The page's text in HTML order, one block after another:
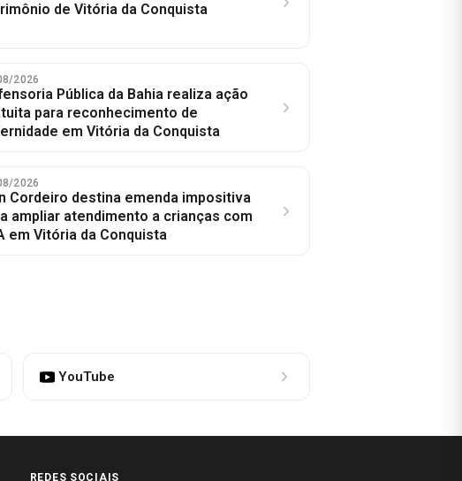
de Vitória da Conquista
2026
Pública da Bahia realiza ação
para reconhecimento de
em Vitória da Conquista
2026
Cordeiro destina emenda impositiva
ampliar atendimento a crianças com
em Vitória da Conquista
YouTube
REDES SOCIAIS